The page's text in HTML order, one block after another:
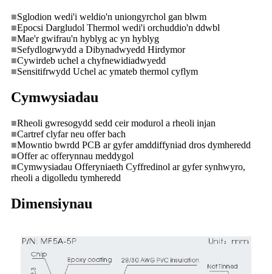
■Sglodion wedi'i weldio'n uniongyrchol gan blwm
■Epocsi Dargludol Thermol wedi'i orchuddio'n ddwbl
■Mae'r gwifrau'n hyblyg ac yn hyblyg
■Sefydlogrwydd a Dibynadwyedd Hirdymor
■Cywirdeb uchel a chyfnewidiadwyedd
■Sensitifrwydd Uchel ac ymateb thermol cyflym
Cymwysiadau
■Rheoli gwresogydd sedd ceir modurol a rheoli injan
■Cartref clyfar neu offer bach
■Mowntio bwrdd PCB ar gyfer amddiffyniad dros dymheredd
■Offer ac offerynnau meddygol
■Cymwysiadau Offeryniaeth Cyffredinol ar gyfer synhwyro,
rheoli a digolledu tymheredd
Dimensiynau